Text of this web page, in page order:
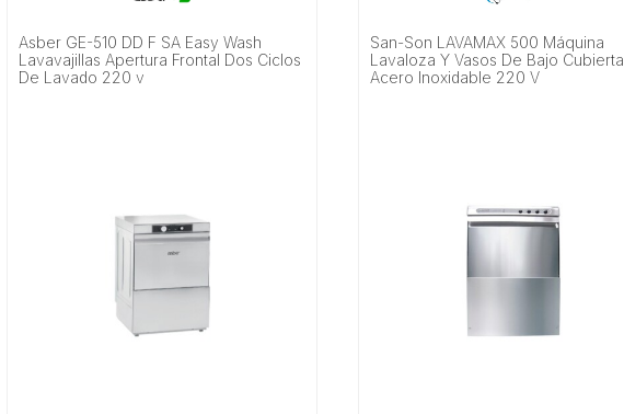
Asber GE-510 DD F SA Easy Wash
Lavavajillas Apertura Frontal Dos Ciclos
De Lavado 220 v
San-Son LAVAMAX 500 Máquina
Lavaloza Y Vasos De Bajo Cubierta
Acero Inoxidable 220 V